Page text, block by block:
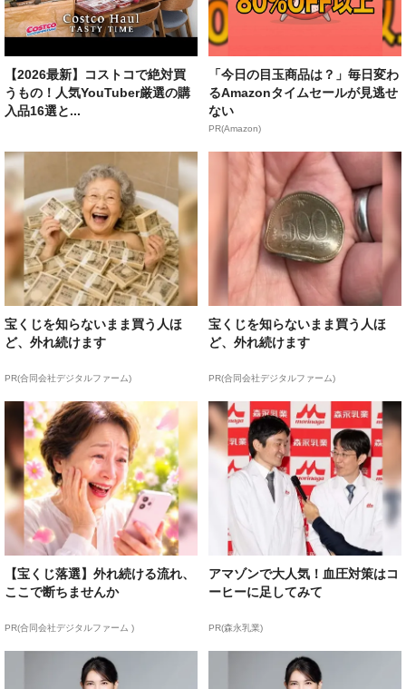
【2026最新】コストコで絶対買
うもの！人気YouTuber厳選の購
入品16選と...
「今日の目玉商品は？」毎日変わ
るAmazonタイムセールが見逃せ
ない
PR(Amazon)
宝くじを知らないまま買う人ほ
ど、外れ続けます
PR(合同会社デジタルファーム)
宝くじを知らないまま買う人ほ
ど、外れ続けます
PR(合同会社デジタルファーム)
【宝くじ落選】外れ続ける流れ、
ここで断ちませんか
PR(合同会社デジタルファーム )
アマゾンで大人気！血圧対策はコ
ーヒーに足してみて
PR(森永乳業)